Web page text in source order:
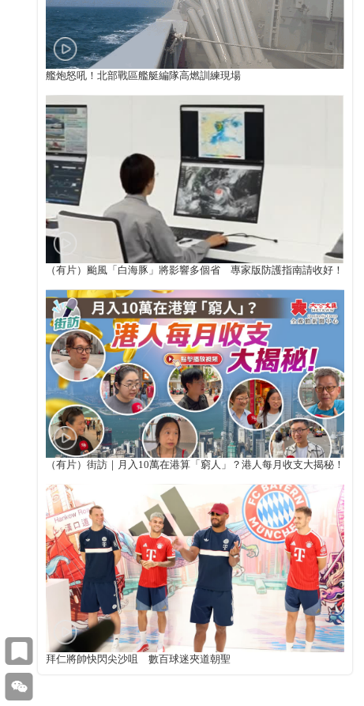
艦炮怒吼！北部戰區艦艇編隊高燃訓練現場
（有片）颱風「白海豚」將影響多個省 專家版防護指南請收好！
（有片）街訪｜月入10萬在港算「窮人」？港人每月收支大揭秘！
拜仁將帥快閃尖沙咀 數百球迷夾道朝聖